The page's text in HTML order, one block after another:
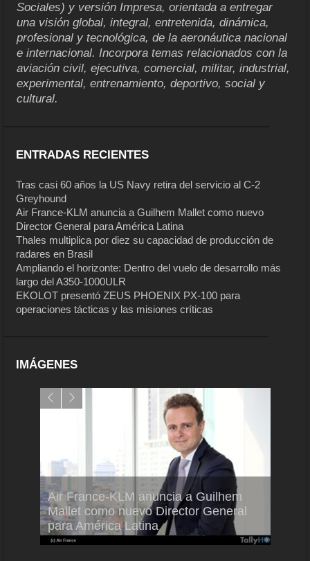
Sociales) y versión Impresa, orientada a entregar
una visión global, integral, entretenida, dinámica,
profesional y tecnológica, de la aeronáutica nacional
e internacional. Incorpora temas relacionados con la
aviación civil, ejecutiva, comercial, militar, industrial,
experimental, entrenamiento, deportivo, social y
cultural.
ENTRADAS RECIENTES
Tras casi 60 años la US Navy retira del servicio al C-2
Greyhound
Air France-KLM anuncia a Guilhem Mallet como nuevo
Director General para América Latina
Thales multiplica por diez su capacidad de producción de
radares en Brasil
Ampliando el horizonte: Dentro del vuelo de desarrollo más
largo del A350-1000ULR
EKOLOT presentó ZEUS PHOENIX PX-100 para
operaciones tácticas y las misiones críticas
IMÁGENES
Air France-KLM anuncia a Guilhem
Mallet como nuevo Director General
para América Latina